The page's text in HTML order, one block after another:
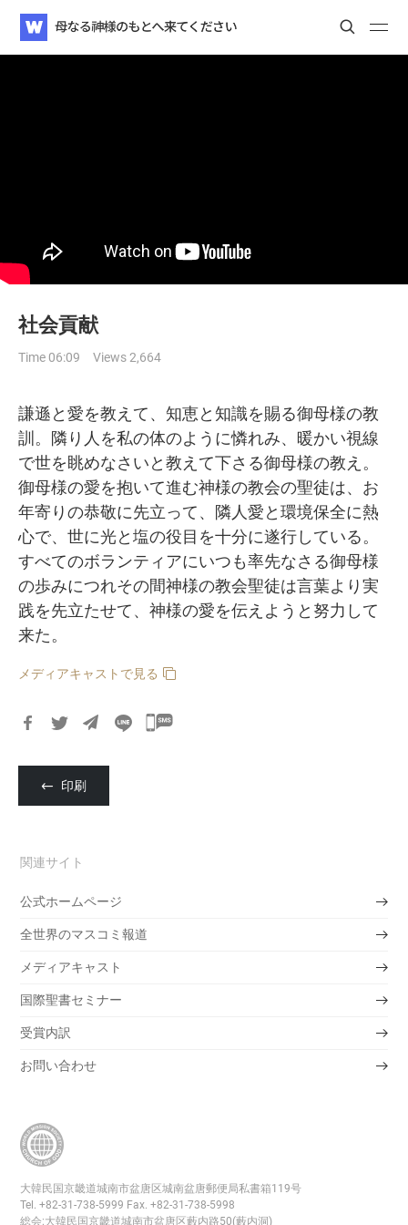
WATV Search
Search Search
社会貢献
Time 06:09 Views 2,664
謙遜と愛を教えて、知恵と知識を賜る御母様の教
訓。隣り人を私の体のように憐れみ、暖かい視線
で世を眺めなさいと教えて下さる御母様の教え。
御母様の愛を抱いて進む神様の教会の聖徒は、お
年寄りの恭敬に先立って、隣人愛と環境保全に熱
心で、世に光と塩の役目を十分に遂行している。
すべてのボランティアにいつも率先なさる御母様
の歩みにつれその間神様の教会聖徒は言葉より実
践を先立たせて、神様の愛を伝えようと努力して
来た。
メディアキャストで見る
카
톡
하
기
印刷
関連サイト
公式ホームページ
全世界のマスコミ報道
メディアキャスト
国際聖書セミナー
受賞内訳
お問い合わせ
大韓民国京畿道城南市盆唐区城南盆唐郵便局私書箱119号
Tel. +82-31-738-5999 Fax. +82-31-738-5998
総会:大韓民国京畿道城南市盆唐区藪内路50(藪内洞)